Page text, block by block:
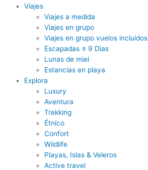
Viajes
Viajes a medida
Viajes en grupo
Viajes en grupo vuelos incluidos
Escapadas ≤ 9 Dìas
Lunas de miel
Estancias en playa
Explora
Luxury
Aventura
Trekking
Étnico
Confort
Wildlife
Playas, Islas & Veleros
Active travel